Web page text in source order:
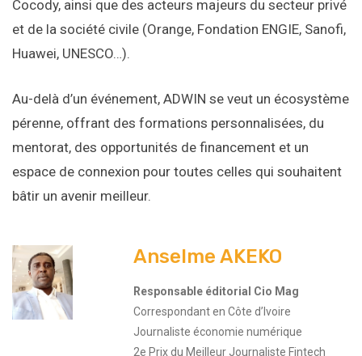
Cocody, ainsi que des acteurs majeurs du secteur privé
et de la société civile (Orange, Fondation ENGIE, Sanofi,
Huawei, UNESCO…).
Au-delà d’un événement, ADWIN se veut un écosystème
pérenne, offrant des formations personnalisées, du
mentorat, des opportunités de financement et un
espace de connexion pour toutes celles qui souhaitent
bâtir un avenir meilleur.
Anselme AKEKO
Responsable éditorial Cio Mag
Correspondant en Côte d’Ivoire
Journaliste économie numérique
2e Prix du Meilleur Journaliste Fintech